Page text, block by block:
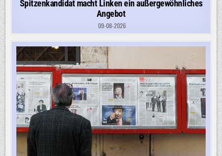
Spitzenkandidat macht Linken ein außergewöhnliches
Angebot
09-08-2026